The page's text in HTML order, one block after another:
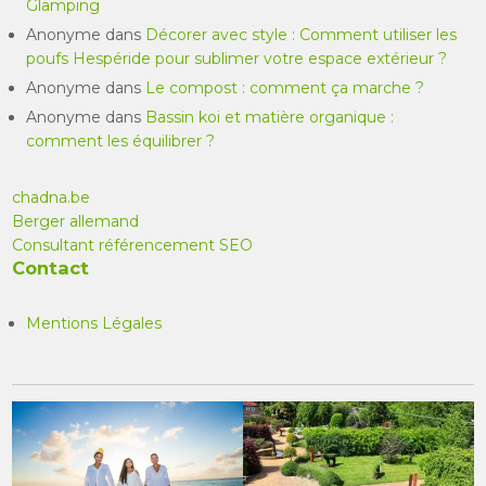
Glamping
Anonyme dans Décorer avec style : Comment utiliser les
poufs Hespéride pour sublimer votre espace extérieur ?
Anonyme dans Le compost : comment ça marche ?
Anonyme dans Bassin koi et matière organique :
comment les équilibrer ?
chadna.be
Berger allemand
Consultant référencement SEO
Contact
Mentions Légales